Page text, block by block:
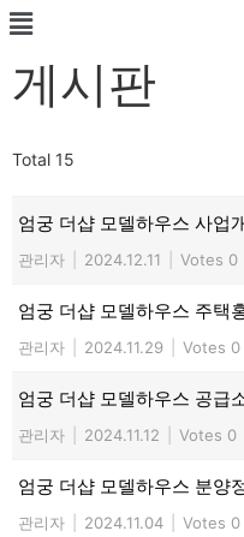
게시판
Total 15
엄궁 더샵 모델하우스 사업
관리자 2024.12.11 Votes 0
엄궁 더샵 모델하우스 주택
관리자 2024.11.29 Votes 0
엄궁 더샵 모델하우스 공급
관리자 2024.11.12 Votes 0
엄궁 더샵 모델하우스 분양
관리자 2024.11.04 Votes 0